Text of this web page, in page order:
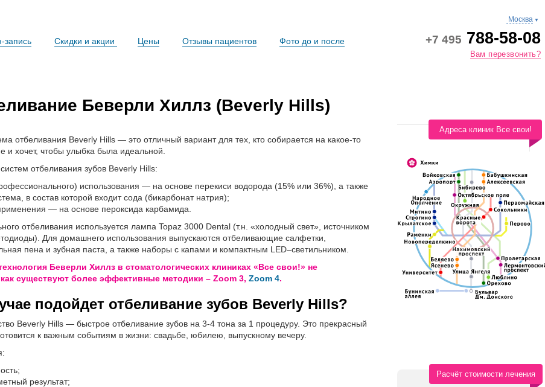
▼
Москва
+7 495 788-58-08
Вам перезвонить?
запись Скидки и акции Цены Отзывы пациентов Фото до и после
Адреса клиник Все свои!
Расчёт стоимости лечения
Беверли Хиллз (Beverly Hills)
отбеливания Beverly Hills — это отличный вариант для тех, кто собирается на какое-то
и хочет, чтобы улыбка была идеальной.
отбеливания зубов Beverly Hills:
использования — на основе перекиси водорода (15% или 36%), а также
в состав которой входит сода (бикарбонат натрия);
— на основе пероксида карбамида.
отбеливания используется лампа Topaz 3000 Dental (т.н. «холодный свет», источником
Для домашнего использования выпускаются отбеливающие салфетки,
пена и зубная паста, а также наборы с капами и компактным LED–светильником.
Беверли Хиллз в стоматологических клиниках «Все свои!» не
как существуют более эффективные методики – Zoom 3, Zoom 4.
подойдет отбеливание зубов Beverly Hills?
Beverly Hills — быстрое отбеливание зубов на 3-4 тона за 1 процедуру. Это прекрасный
к важным событиям в жизни: свадьбе, юбилею, выпускному вечеру.
результат;